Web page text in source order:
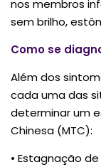
nos membros
sem brilho,
Como se
Além dos
cada uma das
determinar um
Chinesa (MTC):
• Estagnação